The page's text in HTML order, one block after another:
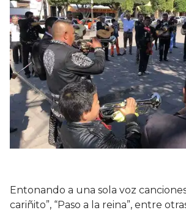
Entonando a una sola voz
cariñito”, “Paso a la reina”, entre